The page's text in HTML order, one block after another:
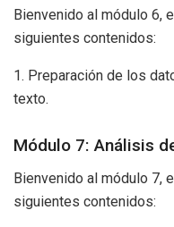
Bienvenido al módulo 6,
siguientes contenidos:
1. Preparación de los
texto.
Módulo 7: Análisis
Bienvenido al módulo 7,
siguientes contenidos: